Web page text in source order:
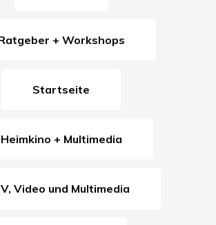
Ratgeber + Workshops
Startseite
Heimkino + Multimedia
TV, Video und Multimedia